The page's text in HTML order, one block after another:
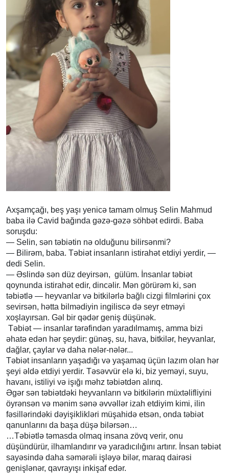
Axşamçağı, beş yaşı yenicə tamam olmuş Selin Mahmud
baba ilə Cavid bağında gəzə-gəzə söhbət edirdi. Baba
soruşdu:
— Selin, sən təbiətin nə olduğunu bilirsənmi?
— Bilirəm, baba. Təbiət insanların istirahət etdiyi yerdir, —
dedi Selin.
— Əslində sən düz deyirsən, gülüm. İnsanlar təbiət
qoynunda istirahət edir, dincəlir. Mən görürəm ki, sən
təbiətlə — heyvanlar və bitkilərlə bağlı cizgi filmlərini çox
sevirsən, hətta bilmədiyin ingiliscə də seyr etməyi
xoşlayırsan. Gəl bir qədər geniş düşünək.
Təbiət — insanlar tərəfindən yaradılmamış, amma bizi
əhatə edən hər şeydir: günəş, su, hava, bitkilər, heyvanlar,
dağlar, çaylar və daha nələr-nələr...
Təbiət insanların yaşadığı və yaşamaq üçün lazım olan hər
şeyi əldə etdiyi yerdir. Təsəvvür elə ki, biz yeməyi, suyu,
havanı, istiliyi və işığı məhz təbiətdən alırıq.
Əgər sən təbiətdəki heyvanların və bitkilərin müxtəlifliyini
öyrənsən və mənim sənə əvvəllər izah etdiyim kimi, ilin
fəsillərindəki dəyişiklikləri müşahidə etsən, onda təbiət
qanunlarını da başa düşə bilərsən…
…Təbiətlə təmasda olmaq insana zövq verir, onu
düşündürür, ilhamlandırır və yaradıcılığını artırır. İnsan təbiət
sayəsində daha səmərəli işləyə bilər, maraq dairəsi
genişlənər, qavrayışı inkişaf edər.